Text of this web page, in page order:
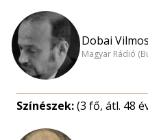
Dobai
Magyar Rádió
Színészek:(3 fő, átl. 48